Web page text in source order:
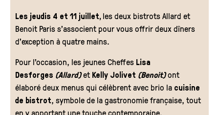
Les jeudis 4 et 11 juillet,les deux bistrots Allard et
Benoit Paris s’associent pour vous offrir deux dîners
d’exception à quatre mains.
Pour l’occasion, les jeunes Cheffes Lisa
Desforges (Allard)et Kelly Jolivet (Benoit)ont
élaboré deux menus qui célèbrent avec brio la cuisine
de bistrot, symbole de la gastronomie française, tout